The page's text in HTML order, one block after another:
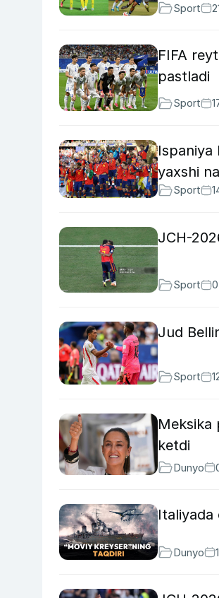
Sport
FIFA
pastladi
Sport
Ispaniya
yaxshi
Sport
JCH-
Sport
Jud
Sport
Meksika
ketdi
Dunyo
Italiyada
Dunyo